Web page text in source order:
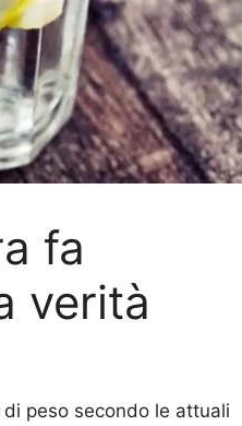
fa
verità
peso secondo le attuali